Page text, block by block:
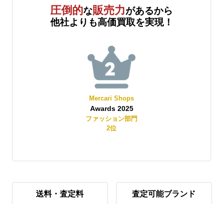
圧倒的な販売力があるから
他社よりも高価買取を実現！
Mercari Shops
Awards 2025
ファッション部門
2位
送料・査定料 査定可能ブランド